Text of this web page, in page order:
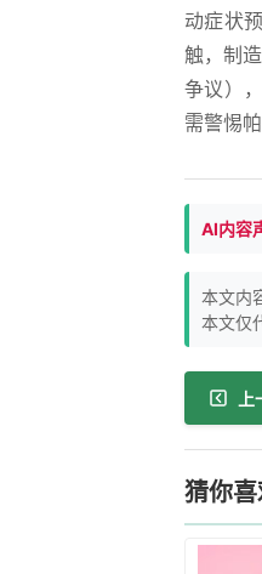
动症状
触，制
争议）
需警惕
AI内容
本文内
本文仅
猜你